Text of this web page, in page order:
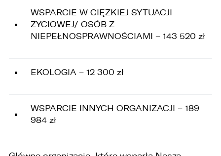
WSPARCIE W CIĘŻKIEJ SYTUACJI
ŻYCIOWEJ/ OSÓB Z
NIEPEŁNOSPRAWNOŚCIAMI – 143 520 zł
EKOLOGIA – 12 300 zł
WSPARCIE INNYCH ORGANIZACJI – 189
984 zł